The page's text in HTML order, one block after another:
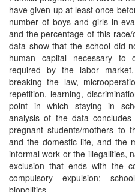
have given up at least once
number of boys and girls in
and the percentage of this
data show that the school did
human capital necessary to
required by the labor
breaking the law,
repetition, learning,
point in which staying in
analysis of the data
pregnant students/mothers to
and the domestic life, and the
informal work or the illegalities,
exclusion that ends with the
compulsory expulsion;
biopolitics